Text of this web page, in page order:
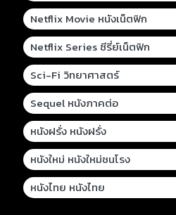
Netflix Movie หนังเน็ตฟิก
Netflix Series ซีรี่ย์เน็ตฟิก
Sci-Fi วิทยาศาสตร์
Sequel หนังภาคต่อ
หนังฝรั่ง หนังฝรั่ง
หนังใหม่ หนังใหม่ชนโรง
หนังไทย หนังไทย